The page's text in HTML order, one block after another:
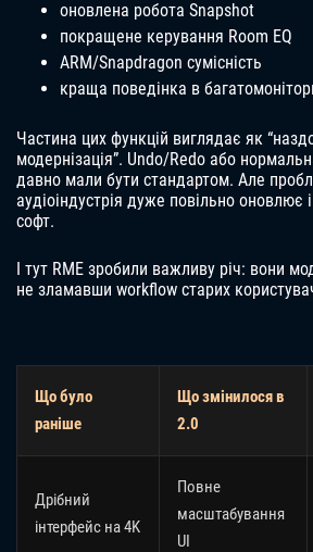
оновлена робота Snapshot
покращене керування Room EQ
ARM/Snapdragon сумісність
краща поведінка в
Частина цих функцій виглядає як
модернізація”. Undo/Redo або
давно мали бути стандартом. Але
аудіоіндустрія дуже повільно оновлює
софт.
І тут RME зробили важливу річ: вони
не зламавши workflow старих
Що було
раніше
Що змінилося в
2.0
Дрібний
інтерфейс на 4K
Повне
масштабування
UI